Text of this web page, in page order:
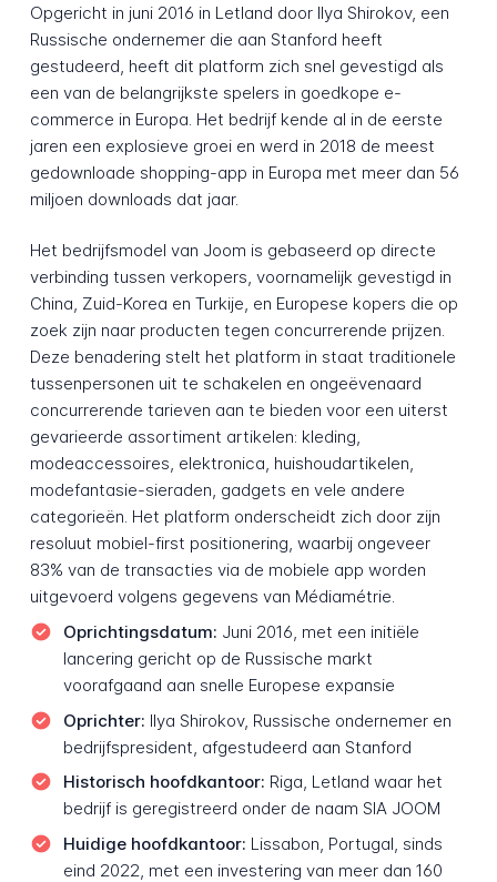
Opgericht in juni 2016 in Letland door Ilya Shirokov, een
Russische ondernemer die aan Stanford heeft
gestudeerd, heeft dit platform zich snel gevestigd als
een van de belangrijkste spelers in goedkope e-
commerce in Europa. Het bedrijf kende al in de eerste
jaren een explosieve groei en werd in 2018 de meest
gedownloade shopping-app in Europa met meer dan 56
miljoen downloads dat jaar.
Het bedrijfsmodel van Joom is gebaseerd op directe
verbinding tussen verkopers, voornamelijk gevestigd in
China, Zuid-Korea en Turkije, en Europese kopers die op
zoek zijn naar producten tegen concurrerende prijzen.
Deze benadering stelt het platform in staat traditionele
tussenpersonen uit te schakelen en ongeëvenaard
concurrerende tarieven aan te bieden voor een uiterst
gevarieerde assortiment artikelen: kleding,
modeaccessoires, elektronica, huishoudartikelen,
modefantasie-sieraden, gadgets en vele andere
categorieën. Het platform onderscheidt zich door zijn
resoluut mobiel-first positionering, waarbij ongeveer
83% van de transacties via de mobiele app worden
uitgevoerd volgens gegevens van Médiamétrie.
Oprichtingsdatum: Juni 2016, met een initiële
lancering gericht op de Russische markt
voorafgaand aan snelle Europese expansie
Oprichter: Ilya Shirokov, Russische ondernemer en
bedrijfspresident, afgestudeerd aan Stanford
Historisch hoofdkantoor: Riga, Letland waar het
bedrijf is geregistreerd onder de naam SIA JOOM
Huidige hoofdkantoor: Lissabon, Portugal, sinds
eind 2022, met een investering van meer dan 160